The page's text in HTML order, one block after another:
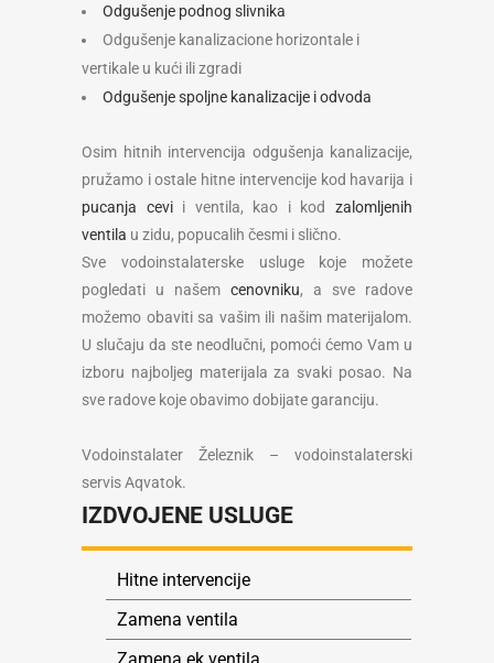
Odgušenje podnog slivnika
Odgušenje kanalizacione horizontale i
vertikale u kući ili zgradi
Odgušenje spoljne kanalizacije i odvoda
Osim hitnih intervencija odgušenja kanalizacije,
pružamo i ostale hitne intervencije kod havarija i
pucanja cevii ventila, kao i kodzalomljenih
ventila u zidu, popucalih česmi i slično.
Sve vodoinstalaterske usluge koje možete
pogledati u našem cenovniku, a sve radove
možemo obaviti sa vašim ili našim materijalom.
U slučaju da ste neodlučni, pomoći ćemo Vam u
izboru najboljeg materijala za svaki posao. Na
sve radove koje obavimo dobijate garanciju.
Vodoinstalater Železnik – vodoinstalaterski
servis Aqvatok.
IZDVOJENE USLUGE
Hitne intervencije
Zamena ventila